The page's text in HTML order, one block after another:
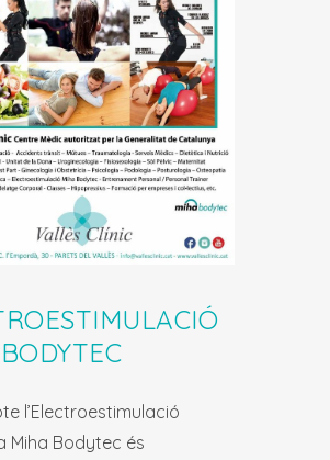
l’Electroestimulació
Miha Bodytec és